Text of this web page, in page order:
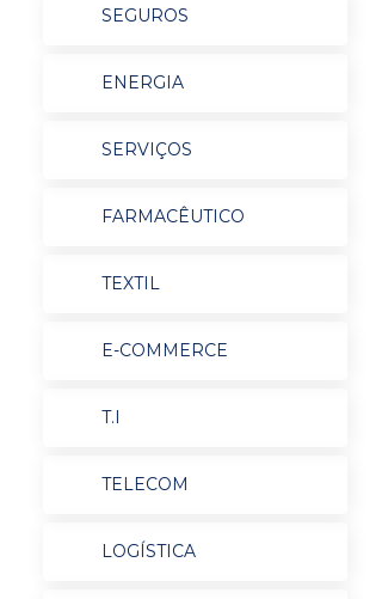
SEGUROS
ENERGIA
SERVIÇOS
FARMACÊUTICO
TEXTIL
E-COMMERCE
T.I
TELECOM
LOGÍSTICA